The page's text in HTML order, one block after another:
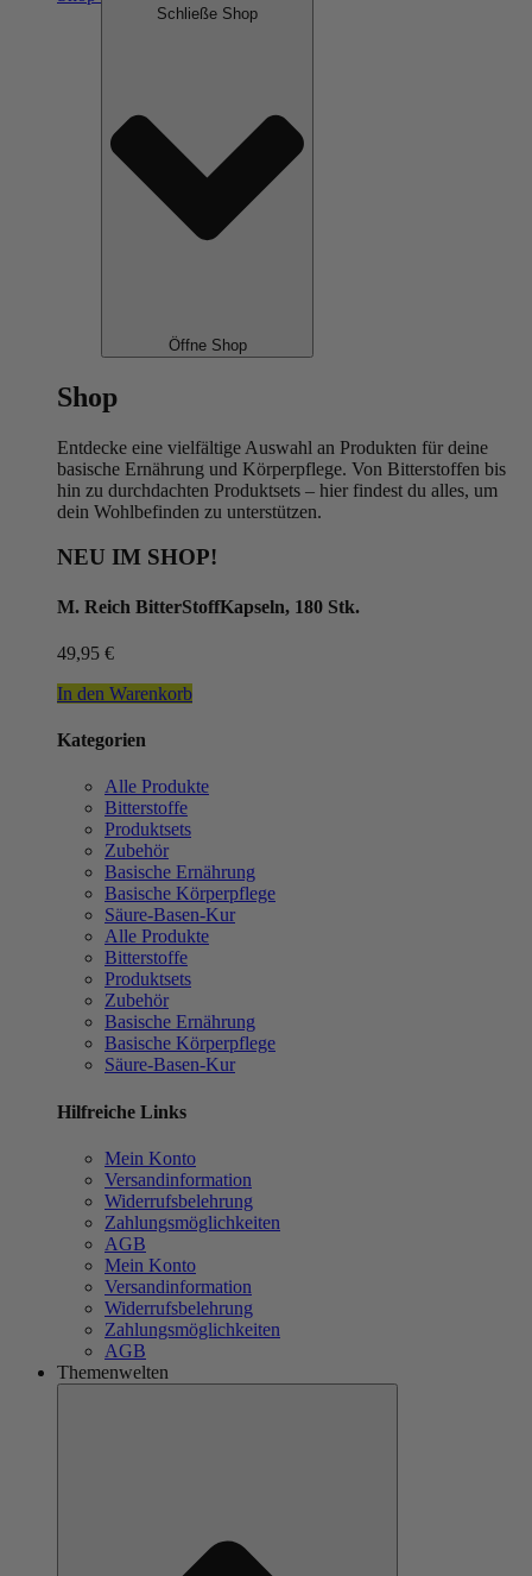
Schließe Shop
Öffne Shop
Shop
Entdecke eine vielfältige Auswahl an Produkten für deine
basische Ernährung und Körperpflege. Von Bitterstoffen bis
hin zu durchdachten Produktsets – hier findest du alles, um
dein Wohlbefinden zu unterstützen.
NEU IM SHOP!
M. Reich BitterStoffKapseln, 180 Stk.
49,95 €
In den Warenkorb
Kategorien
Alle Produkte
Bitterstoffe
Produktsets
Zubehör
Basische Ernährung
Basische Körperpflege
Säure-Basen-Kur
Alle Produkte
Bitterstoffe
Produktsets
Zubehör
Basische Ernährung
Basische Körperpflege
Säure-Basen-Kur
Hilfreiche Links
Mein Konto
Versandinformation
Widerrufsbelehrung
Zahlungsmöglichkeiten
AGB
Mein Konto
Versandinformation
Widerrufsbelehrung
Zahlungsmöglichkeiten
AGB
Themenwelten